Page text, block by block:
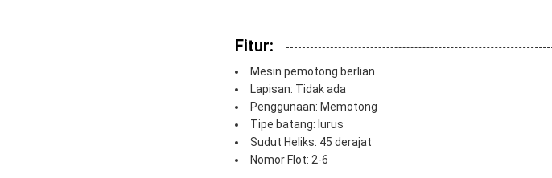
Fitur:
Mesin pemotong berlian
Lapisan: Tidak ada
Penggunaan: Memotong
Tipe batang: lurus
Sudut Heliks: 45 derajat
Nomor Flot: 2-6